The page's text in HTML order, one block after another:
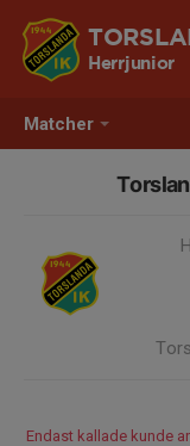
Matcher
Herrjunior
Endast kallade kunde